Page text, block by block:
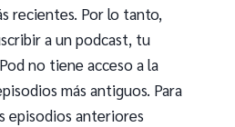
recientes. Por lo tanto,
a un podcast, tu
no tiene acceso a la
más antiguos. Para
episodios anteriores